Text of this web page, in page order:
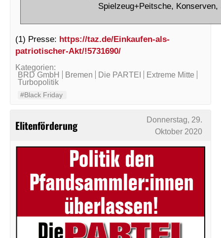
Spielzeug+Peitsche,
(1) Presse: https://taz.de/Einkaufen-als-
patriotischer-Akt/!5731690/
Kategorien:
BRD GmbH
Bremen Die PARTEI
Extreme Mitte
Turbopolitik
#Black Friday
Elitenförderung
Donnerstag, 29.
Oktober 2020